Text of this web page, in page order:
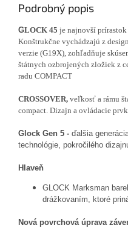
Podrobný popis
GLOCK 45 je najnovší
Konštrukčne vychádzajú z
verzie (G19X), zohľadňuje
štátnych ozbrojených zložiek z
radu COMPACT
CROSSOVER, veľkosť a rámu
compact. Dizajn a ovládacie
Glock Gen 5 - ďalšia
technológie, pokročilého
Hlaveň
GLOCK Marksman
drážkovaním, ktoré
Nová povrchová úprava